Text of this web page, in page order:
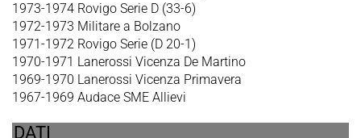
1973-1974 Rovigo Serie D (33-6)
1972-1973 Militare a Bolzano
1971-1972 Rovigo Serie (D 20-1)
1970-1971 Lanerossi Vicenza De Martino
1969-1970 Lanerossi Vicenza Primavera
1967-1969 Audace SME Allievi
DATI